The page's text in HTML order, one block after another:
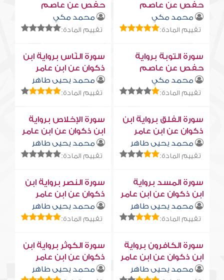
حفص عن عاصم
محمد مكي
تقييم المادة:
حفص عن عاصم
محمد مكي
تقييم المادة:
سورة التوبة برواية
حفص عن عاصم
محمد مكي
تقييم المادة:
سورة النّاس برواية ابن
ذكوان عن ابن عامر
محمد يحيى طاهر
تقييم المادة:
سورة الفلق برواية ابن
ذكوان عن ابن عامر
محمد يحيى طاهر
تقييم المادة:
سورة الإخلاص برواية
ابن ذكوان عن ابن عامر
محمد يحيى طاهر
تقييم المادة:
سورة المسد برواية
ابن ذكوان عن ابن عامر
محمد يحيى طاهر
تقييم المادة:
سورة النصر برواية ابن
ذكوان عن ابن عامر
محمد يحيى طاهر
تقييم المادة:
سورة الكافرون برواية
ابن ذكوان عن ابن عامر
محمد يحيى طاهر
سورة الكوثر برواية ابن
ذكوان عن ابن عامر
محمد يحيى طاهر